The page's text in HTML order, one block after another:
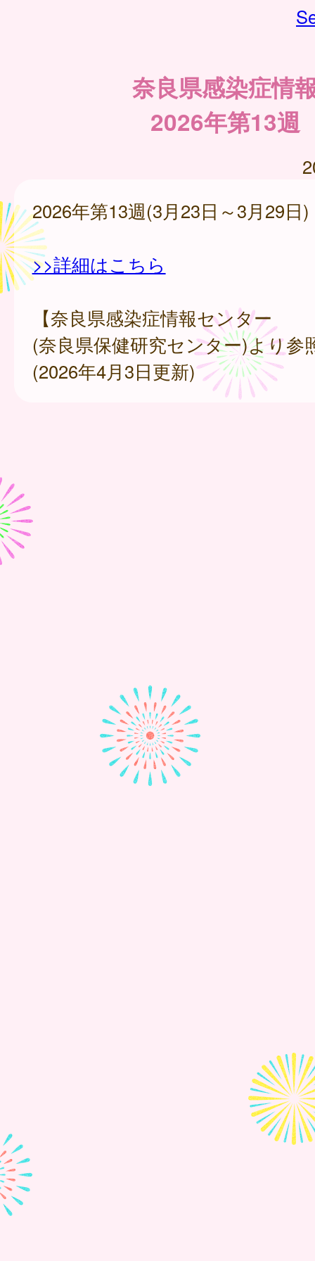
奈良県感染症情
2026年第13週
2026年第13週(3月23日～3月29日)
>>詳細はこちら
【奈良県感染症情報センター
(奈良県保健研究センター)より参
(2026年4月3日更新)